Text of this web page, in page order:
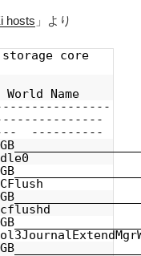
hosts 」より
core
Name
----------